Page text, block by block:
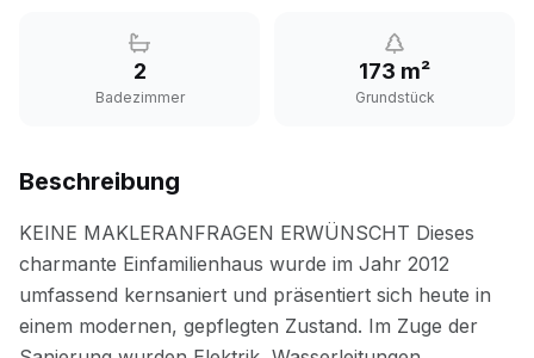
2
Badezimmer
173 m²
Grundstück
Beschreibung